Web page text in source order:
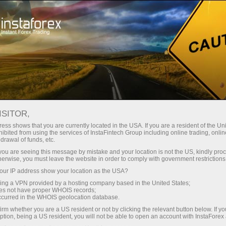
З InstaForex ви отримуєте доступ
можливостей: кредитне плече до
1:5000, одні з найкращих
спредів та комісій на ринку, а
також привабливі умови для
торгівлі акціями та індексами
Мінімальні спреди - максимум
Бонус 30% на кожен депозит
Швидкість
у трейдингу і на трасі
shows that you are currently located in the USA. If you are a resident of the
from using the services of InstaFintech Group including online trading,
of funds, etc.
are seeing this message by mistake and your location is not the US, kindly
you must leave the website in order to comply with government
IP address show your location as the USA?
a VPN provided by a hosting company based in the United States;
not have proper WHOIS records;
in the WHOIS geolocation database.
whether you are a US resident or not by clicking the relevant button below. If
being a US resident, you will not be able to open an account with InstaForex